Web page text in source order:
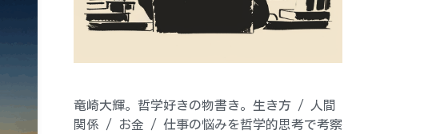
竜崎大輝。哲学好きの物書き。生き方 / 人間
関係 / お金 / 仕事の悩みを哲学的思考で考察